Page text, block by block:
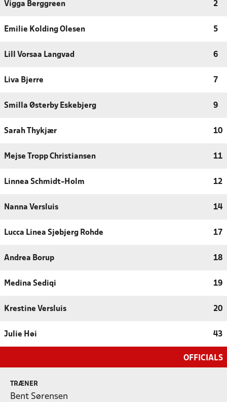
Vigga Berggreen 2
Emilie Kolding Olesen 5
Lill Vorsaa Langvad 6
Liva Bjerre 7
Smilla Østerby Eskebjerg 9
Sarah Thykjær 10
Mejse Tropp Christiansen 11
Linnea Schmidt-Holm 12
Nanna Versluis 14
Lucca Linea Sjøbjerg Rohde 17
Andrea Borup 18
Medina Sediqi 19
Krestine Versluis 20
Julie Høi 43
OFFICIALS
TRÆNER
Bent Sørensen